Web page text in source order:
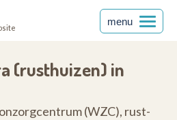
menu
(rusthuizen) in
(WZC), rust-